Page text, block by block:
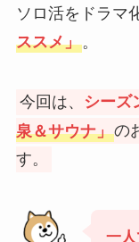
ソロ活をドラマ
ススメ」。
今回は、 シーズ
泉＆サウナ」の
す。
一